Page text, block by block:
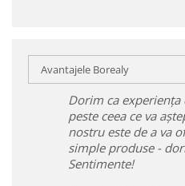
Avantajele Borealy
Dorim ca experiența
peste ceea ce va
nostru este de a va
simple produse -
Sentimente!